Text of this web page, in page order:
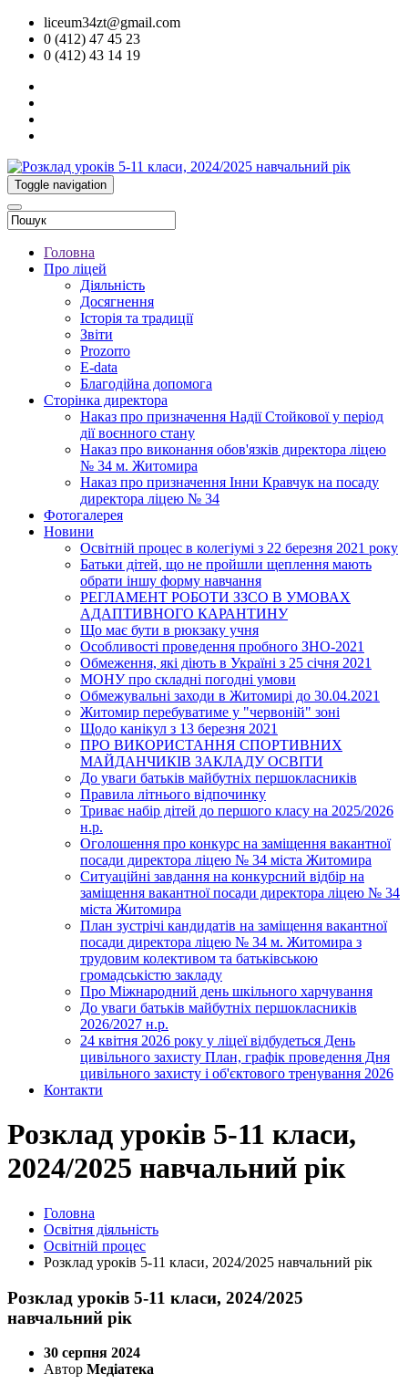
liceum34zt@gmail.com
0 (412) 47 45 23
0 (412) 43 14 19
Toggle navigation
Головна
Про ліцей
Діяльність
Досягнення
Історія та традиції
Звіти
Prozorro
E-data
Благодійна допомога
Сторінка директора
Наказ про призначення Надії Стойкової у період
дії воєнного стану
Наказ про виконання обов'язків директора ліцею
№ 34 м. Житомира
Наказ про призначення Інни Кравчук на посаду
директора ліцею № 34
Фотогалерея
Новини
Освітній процес в колегіумі з 22 березня 2021 року
Батьки дітей, що не пройшли щеплення мають
обрати іншу форму навчання
РЕГЛАМЕНТ РОБОТИ ЗЗСО В УМОВАХ
АДАПТИВНОГО КАРАНТИНУ
Що має бути в рюкзаку учня
Особливості проведення пробного ЗНО-2021
Обмеження, які діють в Україні з 25 січня 2021
МОНУ про складні погодні умови
Обмежувальні заходи в Житомирі до 30.04.2021
Житомир перебуватиме у "червоній" зоні
Щодо канікул з 13 березня 2021
ПРО ВИКОРИСТАННЯ СПОРТИВНИХ
МАЙДАНЧИКІВ ЗАКЛАДУ ОСВІТИ
До уваги батьків майбутніх першокласників
Правила літнього відпочинку
Триває набір дітей до першого класу на 2025/2026
н.р.
Оголошення про конкурс на заміщення вакантної
посади директора ліцею № 34 міста Житомира
Ситуаційні завдання на конкурсний відбір на
заміщення вакантної посади директора ліцею № 34
міста Житомира
План зустрічі кандидатів на заміщення вакантної
посади директора ліцею № 34 м. Житомира з
трудовим колективом та батьківською
громадськістю закладу
Про Міжнародний день шкільного харчування
До уваги батьків майбутніх першокласників
2026/2027 н.р.
24 квітня 2026 року у ліцеї відбудеться День
цивільного захисту План, графік проведення Дня
цивільного захисту і об'єктового тренування 2026
Контакти
Розклад уроків 5-11 класи,
2024/2025 навчальний рік
Головна
Освітня діяльність
Освітній процес
Розклад уроків 5-11 класи, 2024/2025 навчальний рік
Розклад уроків 5-11 класи, 2024/2025
навчальний рік
30 серпня 2024
Автор Медіатека